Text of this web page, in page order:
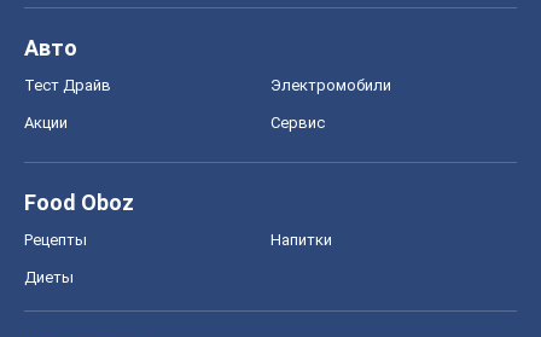
Авто
Тест Драйв Электромобили
Акции Сервис
Food Oboz
Рецепты Напитки
Диеты